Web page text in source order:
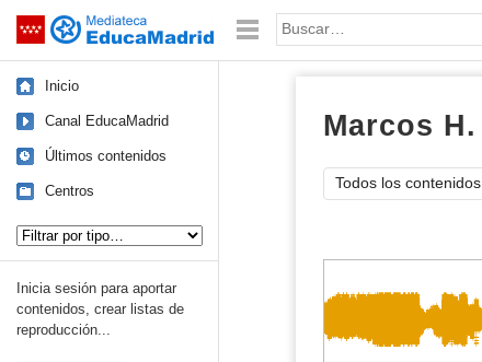
Saltar navegación Palabra o frase:
Inicio
Canal EducaMadrid
Últimos contenidos
Centros
Inicia sesión para aportar
contenidos, crear listas de
reproducción...
Marcos H.
Todos los contenidos